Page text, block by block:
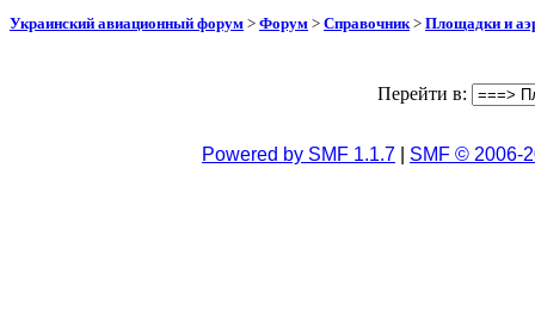
Украинский авиационный форум > Форум > Справочник> Площадки и
Перейти в:
Powered by SMF 1.1.7 SMF © 2006-